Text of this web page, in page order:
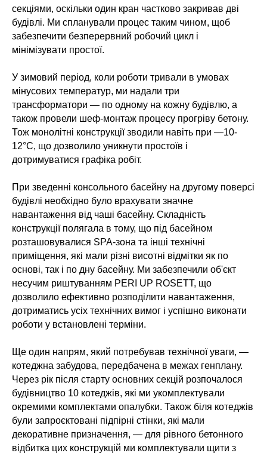
секціями, оскільки один кран частково закривав дві
будівлі. Ми спланували процес таким чином, щоб
забезпечити безперервний робочий цикл і
мінімізувати простої.
У зимовий період, коли роботи тривали в умовах
мінусових температур, ми надали три
трансформатори — по одному на кожну будівлю, а
також провели шеф-монтаж процесу прогріву бетону.
Тож монолітні конструкції зводили навіть при —10-
12°C, що дозволило уникнути простоїв і
дотримуватися графіка робіт.
При зведенні консольного басейну на другому поверсі
будівлі необхідно було врахувати значне
навантаження від чаші басейну. Складність
конструкції полягала в тому, що під басейном
розташовувалися SPA-зона та інші технічні
приміщення, які мали різні висотні відмітки як по
основі, так і по дну басейну. Ми забезпечили об'єкт
несучим риштуванням PERI UP ROSETT, що
дозволило ефективно розподілити навантаження,
дотриматись усіх технічних вимог і успішно виконати
роботи у встановлені терміни.
Ще один напрям, який потребував технічної уваги, —
котеджна забудова, передбачена в межах генплану.
Через рік після старту основних секцій розпочалося
будівництво 10 котеджів, які ми укомплектували
окремими комплектами опалубки. Також біля котеджів
були запроєктовані підпірні стінки, які мали
декоративне призначення, — для рівного бетонного
відбитка цих конструкцій ми комплектували щити з